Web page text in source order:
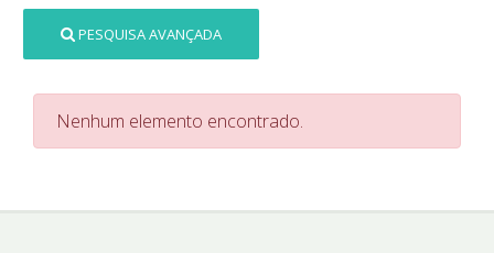
PESQUISA AVANÇADA
Nenhum elemento encontrado.